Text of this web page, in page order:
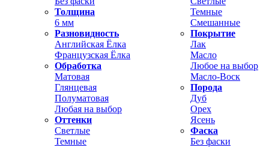
Толщина
6 мм
Темные
Смешанные
Разновидность
Английская Ёлка
Французская Ёлка
Обработка
Матовая
Глянцевая
Полуматовая
Любая на выбор
Оттенки
Светлые
Темные
Покрытие
Лак
Масло
Любое на выбор
Масло-Воск
Порода
Дуб
Орех
Ясень
Фаска
Без фаски